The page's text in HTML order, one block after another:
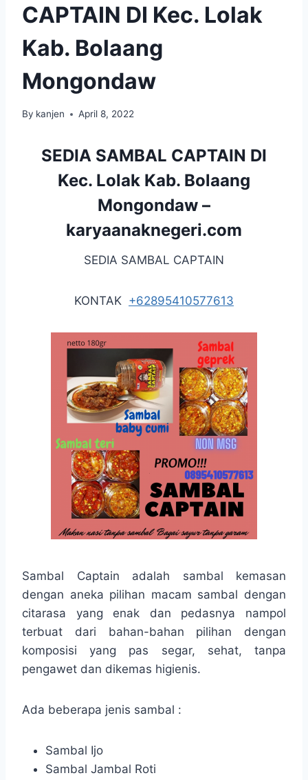
CAPTAIN DI Kec. Lolak
Kab. Bolaang
Mongondaw
By kanjen April 8, 2022
SEDIA SAMBAL CAPTAIN DI
Kec. Lolak Kab. Bolaang
Mongondaw –
karyaanaknegeri.com
SEDIA SAMBAL CAPTAIN
KONTAK +62895410577613
Sambal Captain adalah sambal kemasan
dengan aneka pilihan macam sambal dengan
citarasa yang enak dan pedasnya nampol
terbuat dari bahan-bahan pilihan dengan
komposisi yang pas segar, sehat, tanpa
pengawet dan dikemas higienis.
Ada beberapa jenis sambal :
Sambal Ijo
Sambal Jambal Roti